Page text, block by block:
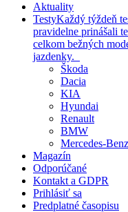
Aktuality
TestyKaždý týždeň
pravidelne prinášali
celkom bežných
jazdenky.
Škoda
Dacia
KIA
Hyundai
Renault
BMW
Mercedes-Benz
Magazín
Odporúčané
Kontakt a GDPR
Prihlásiť sa
Predplatné časopisu